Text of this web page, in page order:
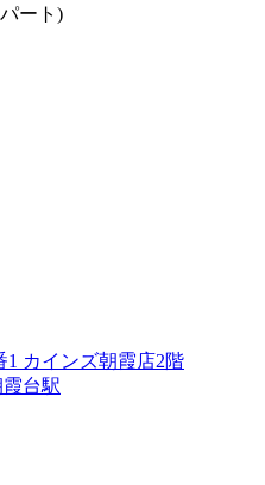
ート)
1 カインズ朝霞店2階
台駅